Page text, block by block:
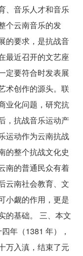
、音乐人才和音乐
个云南音乐的发
的要求，是抗战音
最近召开的文艺座
定要符合时发表展
术创作的源头。联
业化问题，研究抗
，抗战音乐运动产
运动作为云南抗战
的整个抗战文化史
南的普通民众有着
云南社会教育、文
小觑的作用，更是
的基础。 三、本文
年（1381 年），
万入滇，结束了元